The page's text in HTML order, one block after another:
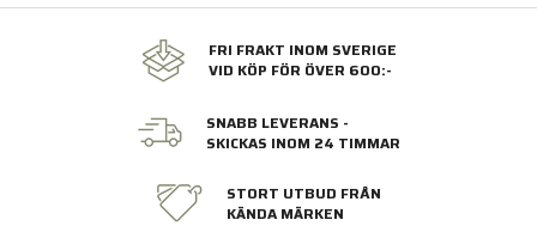
FRI FRAKT INOM SVERIGE
VID KÖP FÖR ÖVER 600:-
SNABB LEVERANS -
SKICKAS INOM 24 TIMMAR
STORT UTBUD FRÅN
KÄNDA MÄRKEN